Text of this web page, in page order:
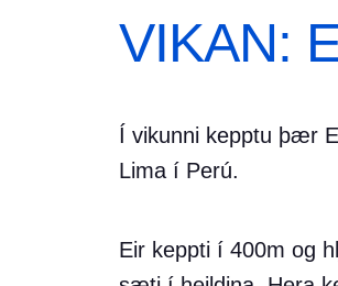
VIKAN:
Í vikunni kepptu þær
Lima í Perú.
Eir keppti í 400m og